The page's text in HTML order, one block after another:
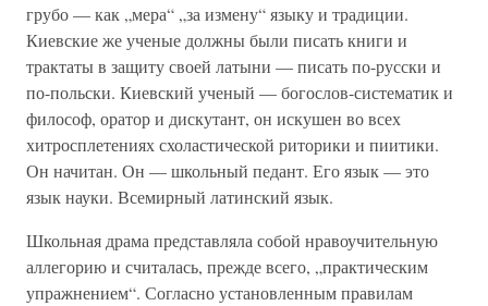
грубо — как „мера“ „за измену“ языку и традиции.
Киевские же ученые должны были писать книги и
трактаты в защиту своей латыни — писать по-русски и
по-польски. Киевский ученый — богослов-систематик и
философ, оратор и дискутант, он искушен во всех
хитросплетениях схоластической риторики и пиитики.
Он начитан. Он — школьный педант. Его язык — это
язык науки. Всемирный латинский язык.
Школьная драма представляла собой нравоучительную
аллегорию и считалась, прежде всего, „практическим
упражнением“. Согласно установленным правилам